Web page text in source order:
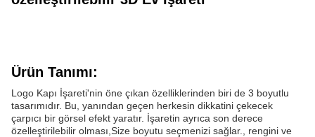
Ürün Tanımı:
Logo Kapı İşareti'nin öne çıkan özelliklerinden biri de 3 boyutlu
tasarımıdır. Bu, yanından geçen herkesin dikkatini çekecek
çarpıcı bir görsel efekt yaratır. İşaretin ayrıca son derece
özelleştirilebilir olması,Size boyutu seçmenizi sağlar., rengini ve